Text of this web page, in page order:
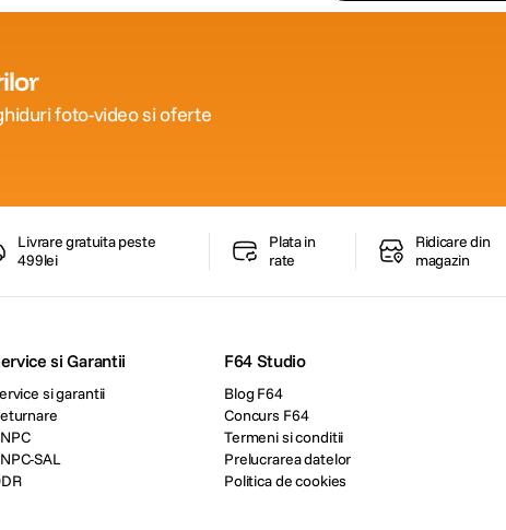
foto-video si oferte
Livrare gratuita peste
499lei
Plata in
rate
Ridicare din
magazin
si Garantii
si garantii
SAL
F64 Studio
Blog F64
Concurs F64
Termeni si conditii
Prelucrarea datelor
Politica de cookies